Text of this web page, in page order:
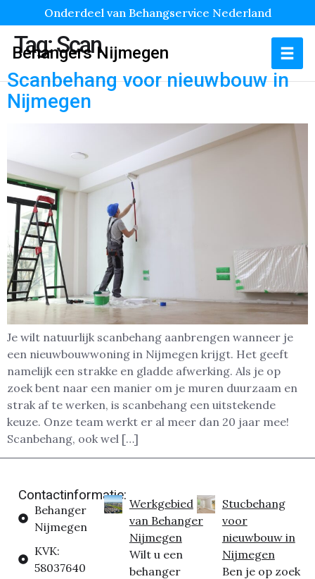
Onderdeel van Behangservice Nederland
Behangers Nijmegen
Tag:Scan
Scanbehang voor nieuwbouw in
Nijmegen
Je wilt natuurlijk scanbehang aanbrengen wanneer je
een nieuwbouwwoning in Nijmegen krijgt. Het geeft
namelijk een strakke en gladde afwerking. Als je op
zoek bent naar een manier om je muren duurzaam en
strak af te werken, is scanbehang een uitstekende
keuze. Onze team werkt er al meer dan 20 jaar mee!
Scanbehang, ook wel […]
Contactinformatie:
Behanger
Nijmegen
KVK:
58037640
Werkgebied
van Behanger
Nijmegen
Wilt u een
behanger
Stucbehang
voor
nieuwbouw in
Nijmegen
Ben je op zoek